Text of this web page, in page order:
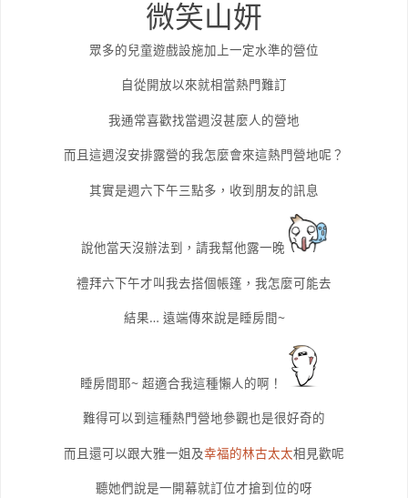
微笑山妍
眾多的兒童遊戲設施加上一定水準的營位
自從開放以來就相當熱門難訂
我通常喜歡找當週沒甚麼人的營地
而且這週沒安排露營的我怎麼會來這熱門營地呢？
其實是週六下午三點多，收到朋友的訊息
說他當天沒辦法到，請我幫他露一晚
禮拜六下午才叫我去搭個帳篷，我怎麼可能去
結果… 遠端傳來說是睡房間~
睡房間耶~ 超適合我這種懶人的啊！
難得可以到這種熱門營地參觀也是很好奇的
而且還可以跟大雅一姐及幸福的林古太太相見歡呢
聽她們說是一開幕就訂位才搶到位的呀